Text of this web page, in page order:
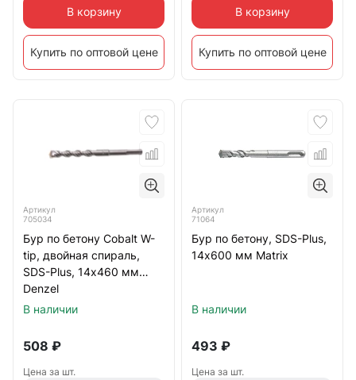
В корзину
Купить по оптовой цене
В корзину
Купить по оптовой цене
Артикул
705034
Бур по бетону Cobalt W-
tip, двойная спираль,
SDS-Plus, 14х460 мм
Denzel
В наличии
508 ₽
Цена за шт.
Артикул
71064
Бур по бетону, SDS-Plus,
14х600 мм Matrix
В наличии
493 ₽
Цена за шт.